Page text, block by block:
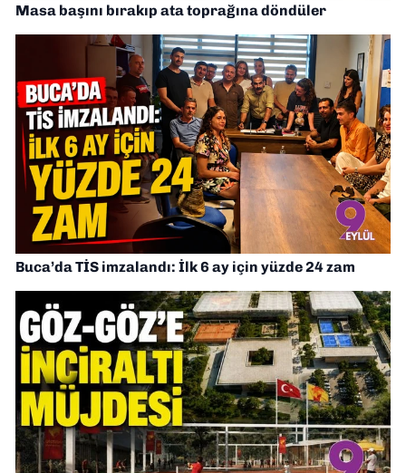
Masa başını bırakıp ata toprağına döndüler
Buca’da TİS imzalandı: İlk 6 ay için yüzde 24 zam